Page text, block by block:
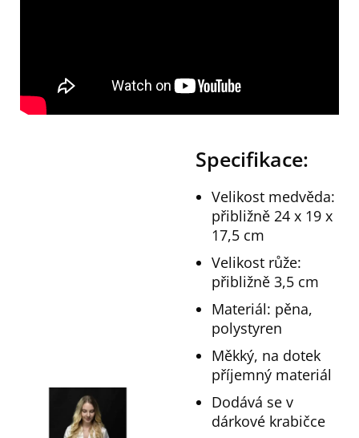
Specifikace:
Velikost medvěda:
přibližně 24 x 19 x
17,5 cm
Velikost růže:
přibližně 3,5 cm
Materiál: pěna,
polystyren
Měkký, na dotek
příjemný materiál
Dodává se v
dárkové krabičce